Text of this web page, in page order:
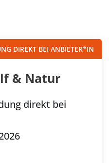
DIREKT BEI ANBIETER*IN
& Natur
direkt bei